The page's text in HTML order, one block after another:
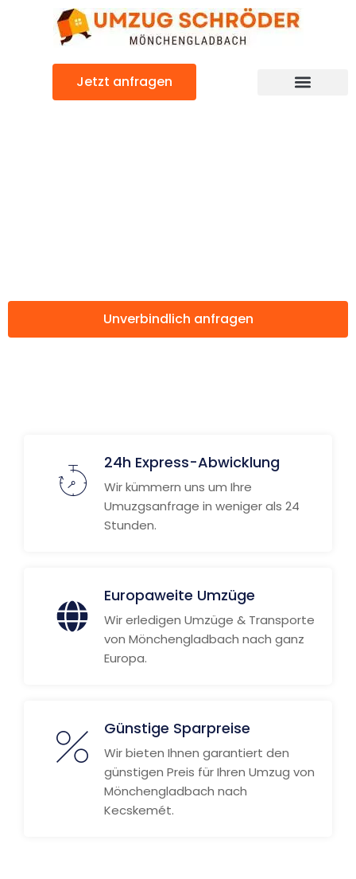
Jetzt anfragen
Unverbindlich anfragen
24h Express-Abwicklung
Wir kümmern uns um Ihre
Umuzgsanfrage in weniger als 24
Stunden.
Europaweite Umzüge
Wir erledigen Umzüge & Transporte
von Mönchengladbach nach ganz
Europa.
Günstige Sparpreise
Wir bieten Ihnen garantiert den
günstigen Preis für Ihren Umzug von
Mönchengladbach nach
Kecskemét.